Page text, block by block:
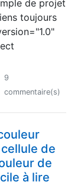
de projet
toujours
9
commentaire(s)
de
de
à lire